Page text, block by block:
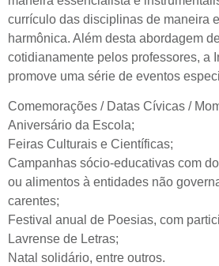
currículo das disciplinas de maneira
harmônica. Além desta abordagem
cotidianamente pelos professores, a
promove uma série de eventos
Comemorações / Datas Cívicas /
Aniversário da Escola;
Feiras Culturais e Científicas;
Campanhas sócio-educativas com
ou alimentos à entidades não
carentes;
Festival anual de Poesias, com
Lavrense de Letras;
Natal solidário, entre outros.